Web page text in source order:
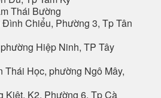
Thái Bường
Chiểu, Phường 3, Tp Tân
Hiệp Ninh, TP Tây
Thái Học, phường Ngô Mây,
Kiệt, K2, Phường 6, Tp Cà